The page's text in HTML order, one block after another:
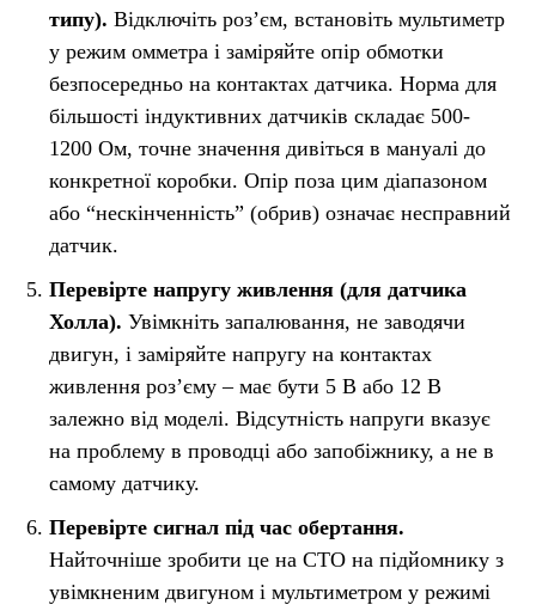
типу). Відключіть роз’єм, встановіть мультиметр
у режим омметра і заміряйте опір обмотки
безпосередньо на контактах датчика. Норма для
більшості індуктивних датчиків складає 500-
1200 Ом, точне значення дивіться в мануалі до
конкретної коробки. Опір поза цим діапазоном
або “нескінченність” (обрив) означає несправний
датчик.
Перевірте напругу живлення (для датчика
Холла). Увімкніть запалювання, не заводячи
двигун, і заміряйте напругу на контактах
живлення роз’єму – має бути 5 В або 12 В
залежно від моделі. Відсутність напруги вказує
на проблему в проводці або запобіжнику, а не в
самому датчику.
Перевірте сигнал під час обертання.
Найточніше зробити це на СТО на підйомнику з
увімкненим двигуном і мультиметром у режимі